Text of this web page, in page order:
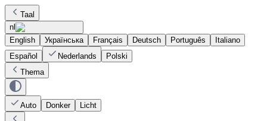
Taal
nl
English
Українська Français Deutsch Português
Italiano
Español
Nederlands
Polski
Thema
Auto Donker Licht